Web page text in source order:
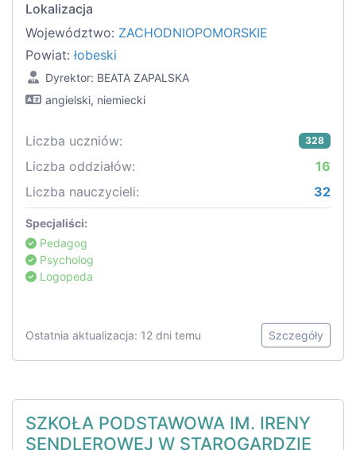
Lokalizacja
Województwo: ZACHODNIOPOMORSKIE
Powiat: łobeski
Dyrektor: BEATA ZAPALSKA
angielski, niemiecki
Liczba uczniów: 328
Liczba oddziałów:
16
Liczba nauczycieli:
32
Specjaliści:
Pedagog
Psycholog
Logopeda
Ostatnia aktualizacja: 12 dni temu Szczegóły
SZKOŁA PODSTAWOWA IM. IRENY
SENDLEROWEJ W STAROGARDZIE